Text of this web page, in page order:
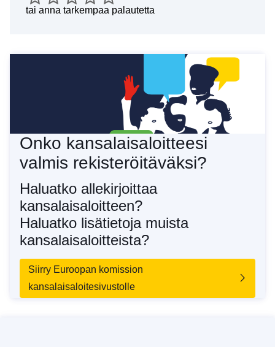
tai anna tarkempaa palautetta
Onko kansalaisaloitteesi
valmis rekisteröitäväksi?
Haluatko allekirjoittaa
kansalaisaloitteen?
Haluatko lisätietoja muista
kansalaisaloitteista?
Siirry Euroopan komission
kansalaisaloitesivustolle